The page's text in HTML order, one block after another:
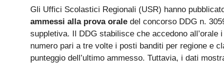
Gli Uffici Scolastici Regionali (USR) hanno
ammessi alla prova orale del concorso DDG n.
suppletiva. Il DDG stabilisce che accedono all’orale i
numero pari a tre volte i posti banditi per regione e
punteggio dell’ultimo ammesso. Tuttavia, i dati